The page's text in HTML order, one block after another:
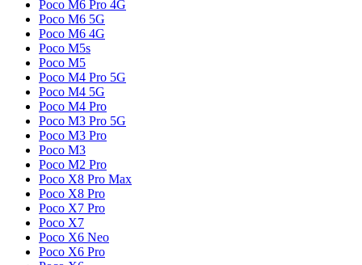
Poco M6 Pro 4G
Poco M6 5G
Poco M6 4G
Poco M5s
Poco M5
Poco M4 Pro 5G
Poco M4 5G
Poco M4 Pro
Poco M3 Pro 5G
Poco M3 Pro
Poco M3
Poco M2 Pro
Poco X8 Pro Max
Poco X8 Pro
Poco X7 Pro
Poco X7
Poco X6 Neo
Poco X6 Pro